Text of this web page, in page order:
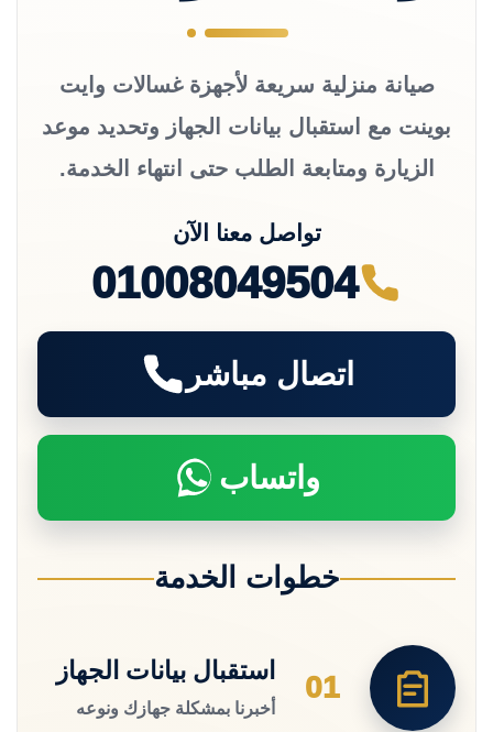
صيانة منزلية سريعة لأجهزة غسالات وايت
بوينت مع استقبال بيانات الجهاز وتحديد موعد
الزيارة ومتابعة الطلب حتى انتهاء الخدمة.
تواصل معنا الآن
01008049504
اتصال مباشر
واتساب
خطوات الخدمة
01
استقبال بيانات الجهاز
أخبرنا بمشكلة جهازك ونوعه